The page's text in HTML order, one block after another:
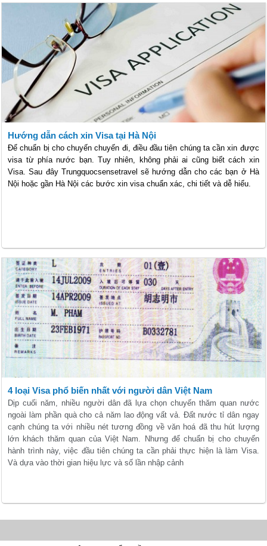
Hướng dẫn cách xin Visa tại Hà Nội
Để chuẩn bị cho chuyến chuyến đi, điều đầu tiên chúng ta cần xin được
visa từ phía nước bạn. Tuy nhiên, không phải ai cũng biết cách xin
Visa. Sau đây Trungquocsensetravel sẽ hướng dẫn cho các bạn ở Hà
Nội hoặc gần Hà Nội các bước xin visa chuẩn xác, chi tiết và dễ hiểu.
4 loại Visa phổ biến nhất với người dân Việt Nam
Dịp cuối năm, nhiều người dân đã lựa chọn chuyến thăm quan nước
ngoài làm phần quà cho cả năm lao động vất vả. Đất nước tỉ dân ngay
cạnh chúng ta với nhiều nét tương đồng về văn hoá đã thu hút lượng
lớn khách thăm quan của Việt Nam. Nhưng để chuẩn bị cho chuyến
hành trình này, việc đầu tiên chúng ta cần phải thực hiện là làm Visa.
Và dựa vào thời gian hiệu lực và số lần nhập cảnh